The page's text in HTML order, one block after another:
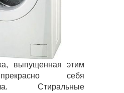
выпущенная этим
себя
Стиральные